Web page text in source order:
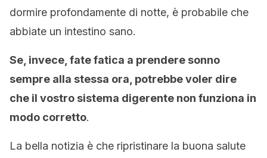
dormire profondamente di notte, è probabile che
abbiate un intestino sano.
Se, invece, fate fatica a prendere sonno
sempre alla stessa ora, potrebbe voler dire
che il vostro sistema digerente non funziona in
modo corretto.
La bella notizia è che ripristinare la buona salute